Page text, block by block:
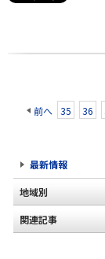
前へ 35 36
最新情報
地域別
北海道
関連記事